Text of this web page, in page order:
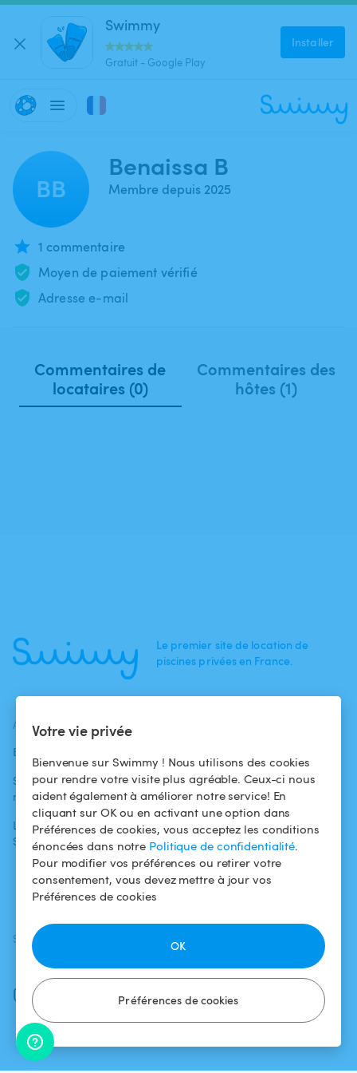
Votre vie privée
Bienvenue sur Swimmy ! Nous utilisons des cookies
pour rendre votre visite plus agréable. Ceux-ci nous
aident également à améliorer notre service! En
cliquant sur OK ou en activant une option dans
Préférences de cookies, vous acceptez les conditions
énoncées dans notre Politique de confidentialité.
Pour modifier vos préférences ou retirer votre
consentement, vous devez mettre à jour vos
Préférences de cookies
Préférences de cookies
OK
Swimmy
Gratuit - Google Play
Installer
BB
Benaissa B
Membre depuis 2025
1 commentaire
Moyen de paiement vérifié
Adresse e-mail
Commentaires de
locataires (0)
Commentaires des
hôtes (1)
Le premier site de location de
piscines privées en France.
ACTUALITÉS
Blog
Swimmy dans les
médias
L'aventure
Swimmy
baigneurs
Pour les
propriétaires
Louer ma piscine
Comment ça
marche ?
Conditions
d'utilisation
Politique de
confidentialité
Mentions légales
SUIVEZ-NOUS
Facebook
Instagram